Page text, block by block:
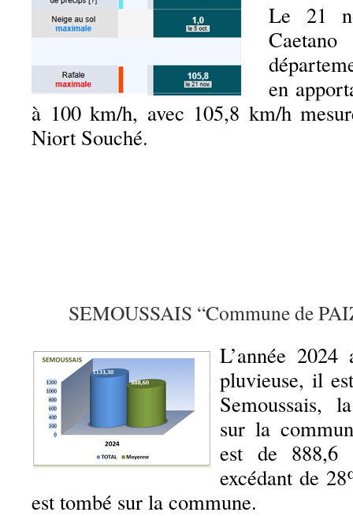
Le 21
en
à 100 km/h, avec 105,8 km/h
Niort Souché.
SEMOUSSAIS “Commune de
L’année
pluvieuse, il
Semoussais,
sur la
est de 888,6
excédant de
est tombé sur la commune.